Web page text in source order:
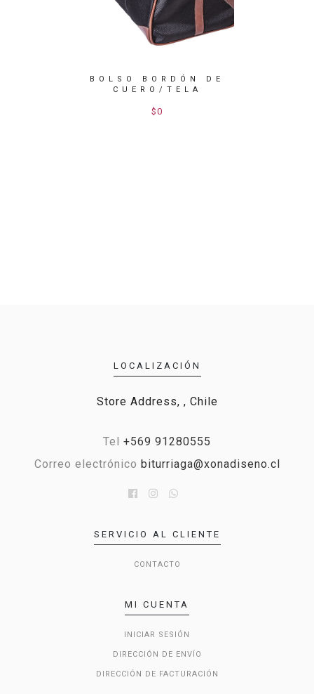
BOLSO BORDÓN DE
CUERO/TELA
$0
LOCALIZACIÓN
Store Address, , Chile
Tel +569 91280555
Correo electrónico biturriaga@xonadiseno.cl
SERVICIO AL CLIENTE
CONTACTO
MI CUENTA
INICIAR SESIÓN
DIRECCIÓN DE ENVÍO
DIRECCIÓN DE FACTURACIÓN